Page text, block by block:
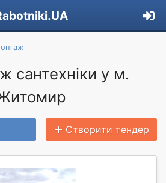
сантехніки у м.
Створити тендер